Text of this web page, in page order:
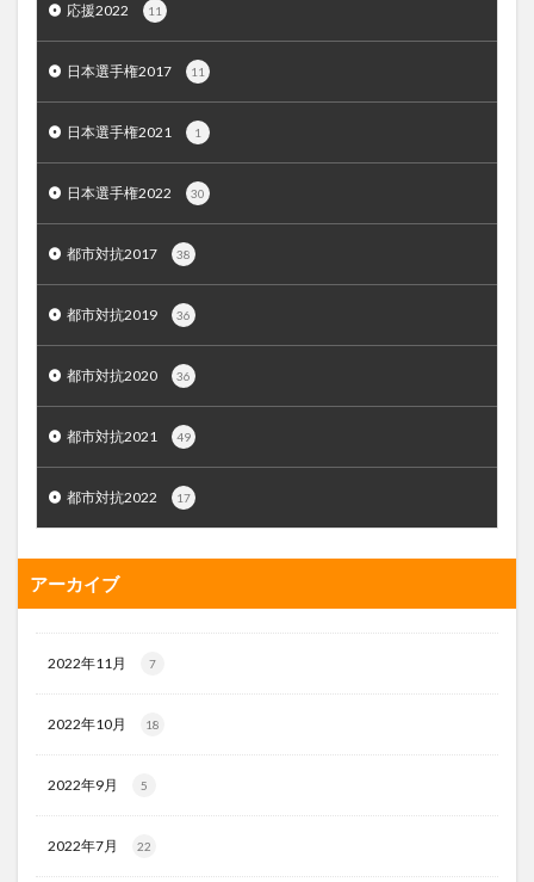
応援2022 11
日本選手権2017 11
日本選手権2021 1
日本選手権2022 30
都市対抗2017 38
都市対抗2019 36
都市対抗2020 36
都市対抗2021 49
都市対抗2022 17
アーカイブ
2022年11月 7
2022年10月 18
2022年9月 5
2022年7月 22